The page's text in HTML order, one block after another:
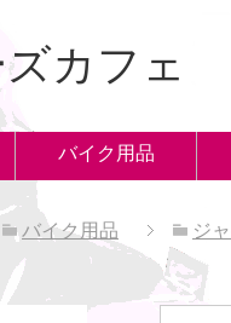
カフェ
バイク用品
バイク用品 ジ